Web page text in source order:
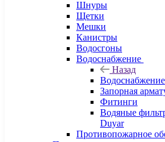
Шнуры
Щетки
Мешки
Канистры
Водосгоны
Водоснабжение
Назад
Водоснабжение
Запорная
Фитинги
Водяные
Duyar
Противопожарное